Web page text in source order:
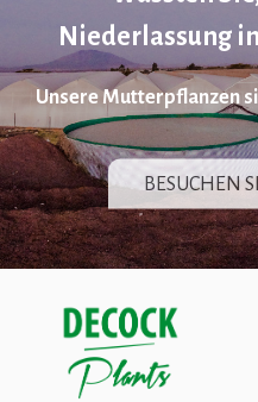
Niederlassung
Unsere Mutterpflanzen
BESUCHEN